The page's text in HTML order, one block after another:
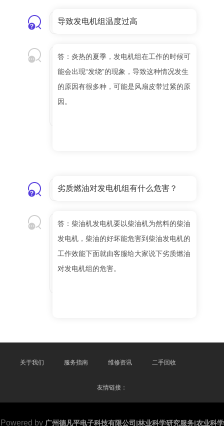
导致发电机组温度过高
答：炎热的夏季，发电机组在工作的时候可
能会出现“发绕”的现象，导致这种情况发生
的原因有很多种，可能是风扇皮带过紧的原
因。
劣质燃油对发电机组有什么危害？
答：柴油机发电机要以柴油机为然料的柴油
发电机，柴油的好坏能危害到柴油发电机的
工作效能下面就由客服给大家说下劣质燃油
对发电机组的危害。
关于我们 服务指南 维修资讯 二手回收
友情链接：
Powered by 广州德凡平电子科技有限公司|林业科学研究服务|农业科学